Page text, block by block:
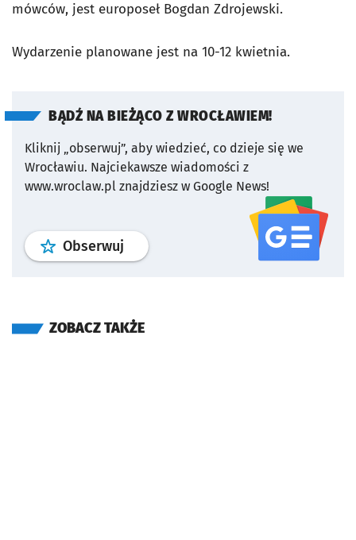
mówców, jest europoseł Bogdan Zdrojewski.
Wydarzenie planowane jest na 10-12 kwietnia.
BĄDŹ NA BIEŻĄCO Z WROCŁAWIEM!
Kliknij „obserwuj”, aby wiedzieć, co dzieje się we
Wrocławiu. Najciekawsze wiadomości z
www.wroclaw.pl znajdziesz w Google News!
Obserwuj profil serwisu
ZOBACZ TAKŻE